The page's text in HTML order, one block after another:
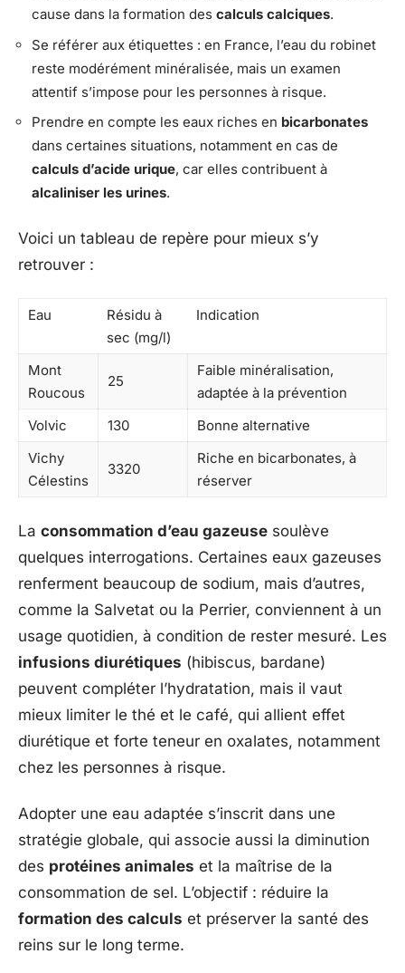
cause dans la formation des calculs calciques.
Se référer aux étiquettes : en France, l’eau du robinet
reste modérément minéralisée, mais un examen
attentif s’impose pour les personnes à risque.
Prendre en compte les eaux riches en bicarbonates
dans certaines situations, notamment en cas de
calculs d’acide urique, car elles contribuent à
alcaliniser les urines.
Voici un tableau de repère pour mieux s’y
retrouver :
Eau
Résidu à
sec (mg/l)
Indication
Mont
Roucous
25
Faible minéralisation,
adaptée à la prévention
Volvic
130
Bonne alternative
Vichy
Célestins
3320
Riche en bicarbonates, à
réserver
La consommation d’eau gazeuse soulève
quelques interrogations. Certaines eaux gazeuses
renferment beaucoup de sodium, mais d’autres,
comme la Salvetat ou la Perrier, conviennent à un
usage quotidien, à condition de rester mesuré. Les
infusions diurétiques (hibiscus, bardane)
peuvent compléter l’hydratation, mais il vaut
mieux limiter le thé et le café, qui allient effet
diurétique et forte teneur en oxalates, notamment
chez les personnes à risque.
Adopter une eau adaptée s’inscrit dans une
stratégie globale, qui associe aussi la diminution
des protéines animales et la maîtrise de la
consommation de sel. L’objectif : réduire la
formation des calculs et préserver la santé des
reins sur le long terme.